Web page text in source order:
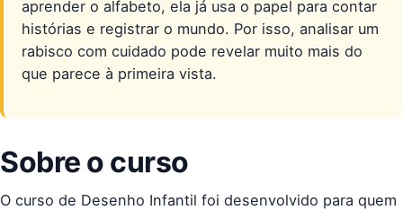
aprender o alfabeto, ela já usa o papel para contar
histórias e registrar o mundo. Por isso, analisar um
rabisco com cuidado pode revelar muito mais do
que parece à primeira vista.
Sobre o curso
O curso de Desenho Infantil foi desenvolvido para quem